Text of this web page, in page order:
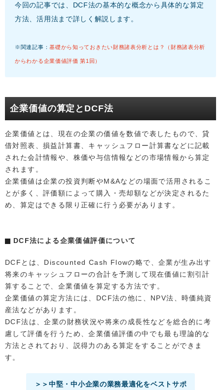
今回の記事では、DCF法の基本的な概念から具体的な算定
方法、活用法まで詳しく解説します。
※関連記事：基礎から知っておきたい財務諸表分析とは？（財務諸表分析
からわかる企業価値評価 第1回）
企業価値の算定とDCF法
企業価値とは、現在の企業の価値を数値で表したもので、貸
借対照表、損益計算書、キャッシュフロー計算書などに記載
された会計情報や、株価や与信情報などの市場情報から算定
されます。
企業価値は企業の投資判断やM&Aなどの場面で活用されるこ
とが多く、評価額によって購入・売却額などが決定されるた
め、算定はできる限り正確に行う必要があります。
DCF法による企業価値評価について
DCFとは、Discounted Cash Flowの略で、企業が生み出す
将来のキャッシュフローの合計を予測して現在価値に割引計
算することで、企業価値を算定する方法です。
企業価値の算定方法には、DCF法の他に、NPV法、時価純資
産法などがあります。
DCF法は、企業の財務状況や将来の成長性などを総合的に考
慮して評価を行うため、企業価値評価の中でも最も理論的な
方法とされており、説得力のある算定をすることができま
す。
＞＞中堅・中小企業の業務最適化をベストサポ